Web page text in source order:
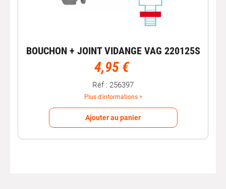
BOUCHON + JOINT VIDANGE VAG 220125S
4,95 €
Réf : 256397
Plus d'informations >
Ajouter au panier